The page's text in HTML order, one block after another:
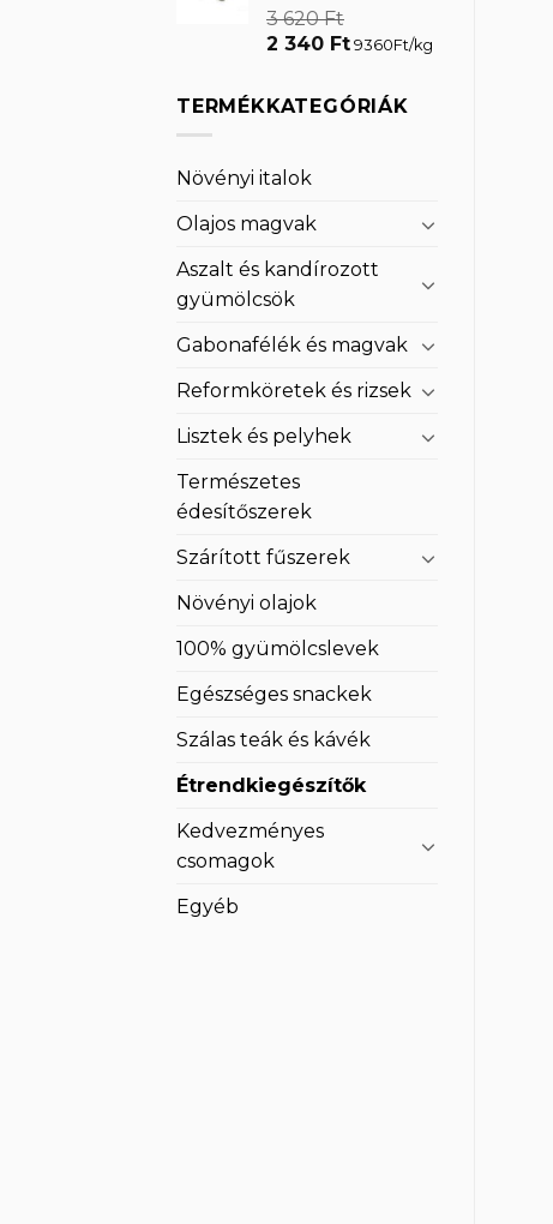
3 620Ft
Original
was:
3
2 340 FtCurrent
is:
2
9360Ft/kg
TERMÉKKATEGÓRIÁK
Növényi italok
Olajos magvak
Aszalt és kandírozott
gyümölcsök
Gabonafélék és magvak
Reformköretek és rizsek
Lisztek és pelyhek
Természetes
édesítőszerek
Szárított fűszerek
Növényi olajok
100% gyümölcslevek
Egészséges snackek
Szálas teák és kávék
Étrendkiegészítők
Kedvezményes
csomagok
Egyéb